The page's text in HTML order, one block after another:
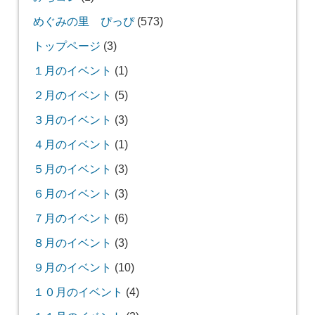
めぐみの里 ぴっぴ(573)
トップページ (3)
１月のイベント (1)
２月のイベント (5)
３月のイベント (3)
４月のイベント (1)
５月のイベント (3)
６月のイベント (3)
７月のイベント (6)
８月のイベント (3)
９月のイベント (10)
１０月のイベント (4)